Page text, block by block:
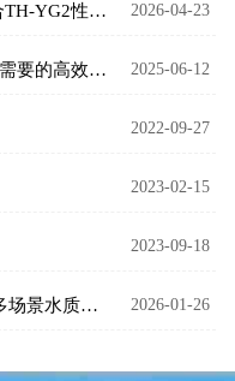
手持激光测云仪品牌榜单：天合TH-YG2性价比超高 2026-04-23
30KM能见度传感器，交通领域需要的高效监测设备 2025-06-12
2022-09-27
2023-02-15
2023-09-18
悬浮物检测仪：快速获取数据|多场景水质适配|操作简单 2026-01-26